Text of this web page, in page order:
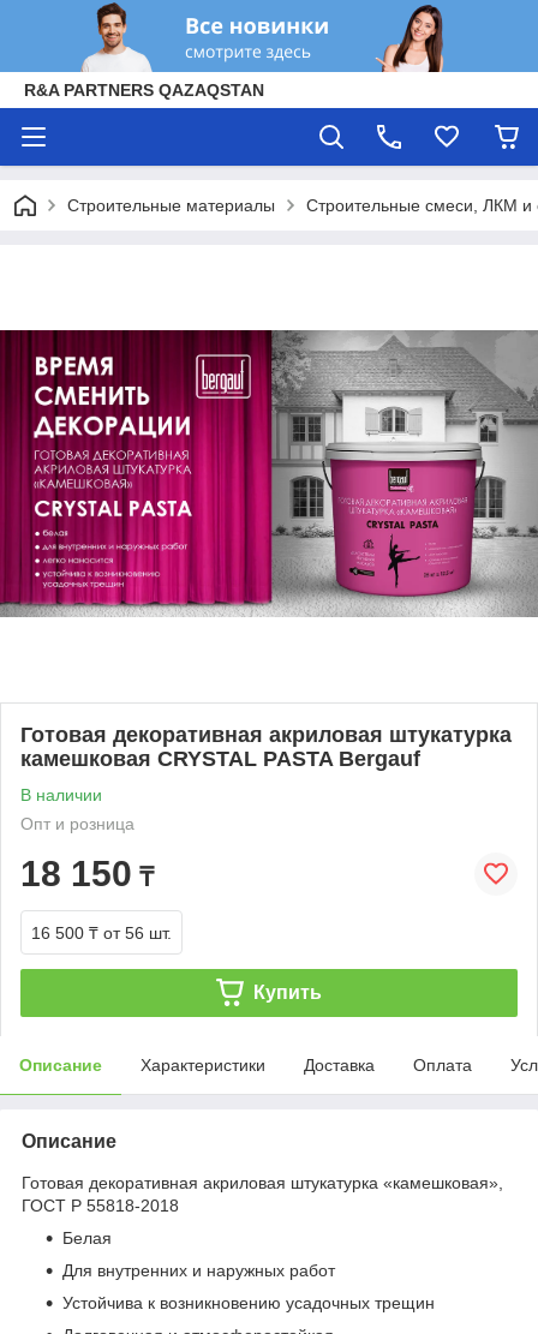
R&A PARTNERS QAZAQSTAN
Строительные материалы Строительные смеси, ЛКМ и
Готовая декоративная акриловая штукатурка
камешковая CRYSTAL PASTA Bergauf
В наличии
Опт и розница
18 150 ₸
16 500 ₸ от 56 шт.
Купить
Описание Характеристики Доставка Оплата
Описание
Готовая декоративная акриловая штукатурка «камешковая»,
ГОСТ Р 55818-2018
Белая
Для внутренних и наружных работ
Устойчива к возникновению усадочных трещин